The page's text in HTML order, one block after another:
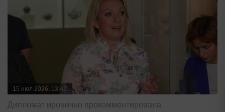
15 июл 2026, 13:47
Дипломат иронично прокомментировала